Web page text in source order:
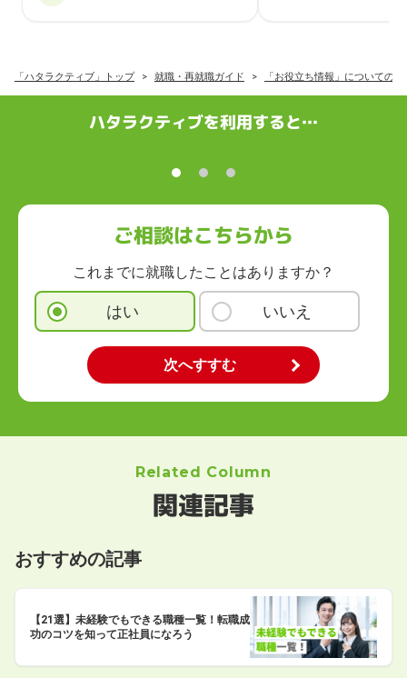
「ハタラクティブ」トップ 就職・再就職ガイド 「お役立ち情報」についての
ハタラクティブを利用すると…
ご相談はこちらから
これまでに就職したことはありますか？
はい いいえ
Related Column
関連記事
おすすめの記事
【21選】未経験でもできる職種一覧！転職成
功のコツを知って正社員になろう